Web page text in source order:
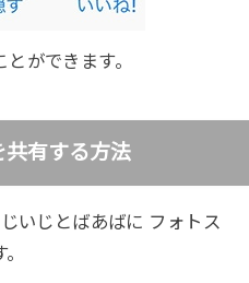
とができます。
共有する方法
いじとばあばに フォトス